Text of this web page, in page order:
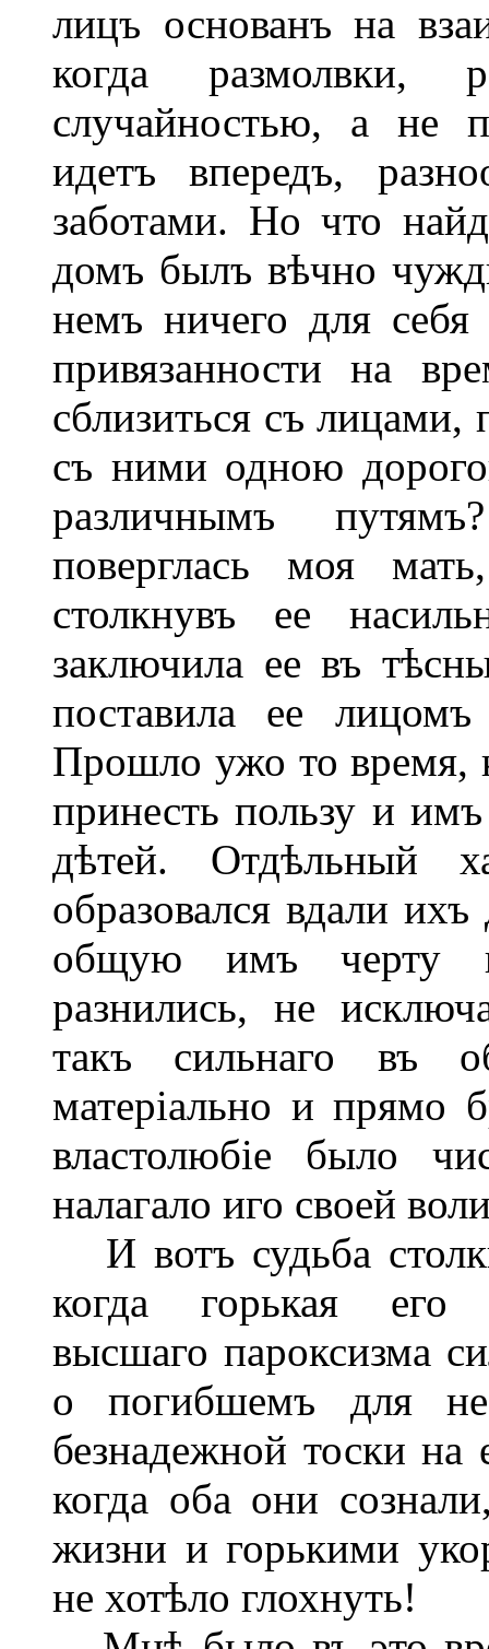
лицъ основанъ на
когда
случайностью, а не
идетъ впередъ,
заботами. Но что
домъ былъ вѣчно
немъ ничего для
привязанности на
сблизиться съ
съ ними одною
различнымъ
поверглась моя
столкнувъ ее
заключила ее въ
поставила ее
Прошло ужо то время,
принесть пользу и
дѣтей. Отдѣльный
образовался вдали
общую имъ черту
разнились, не
такъ сильнаго въ
матеріально и прямо
властолюбіе было
налагало иго своей
И вотъ судьба
когда горькая его
высшаго пароксизма
о погибшемъ для
безнадежной тоски
когда оба они
жизни и горькими
не хотѣло глохнуть!